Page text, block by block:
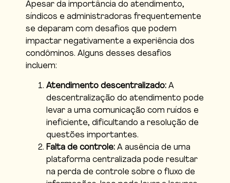
Apesar da importância do atendimento,
síndicos e administradoras frequentemente
se deparam com desafios que podem
impactar negativamente a experiência dos
condôminos. Alguns desses desafios
incluem:
Atendimento descentralizado: A
descentralização do atendimento pode
levar a uma comunicação com ruídos e
ineficiente, dificultando a resolução de
questões importantes.
Falta de controle: A ausência de uma
plataforma centralizada pode resultar
na perda de controle sobre o fluxo de